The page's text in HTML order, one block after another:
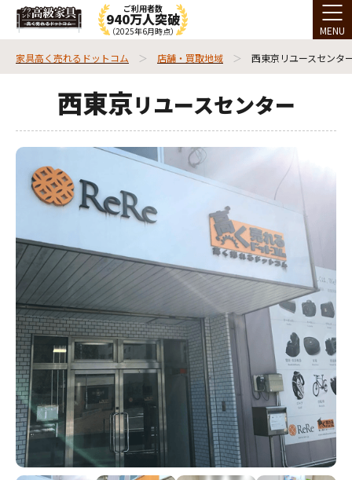
ご利用者数
940万人突破
（2025年6月時点） MENU
家具高く売れるドットコム 店舗・買取地域 西東京リユースセンタ
西東京リユースセンター